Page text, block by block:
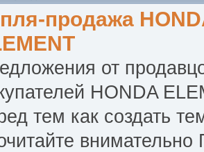
продажа
от
HONDA
тем как создать